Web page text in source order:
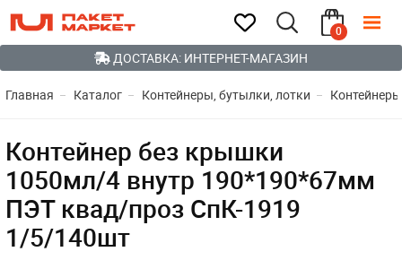
0
ДОСТАВКА: ИНТЕРНЕТ-МАГАЗИН
Главная Каталог Контейнеры, бутылки, лотки
Контейнер без крышки
1050мл/4 внутр 190*190*67мм
ПЭТ квад/проз СпК-1919
1/5/140шт